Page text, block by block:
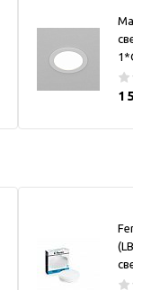
1
(LB-